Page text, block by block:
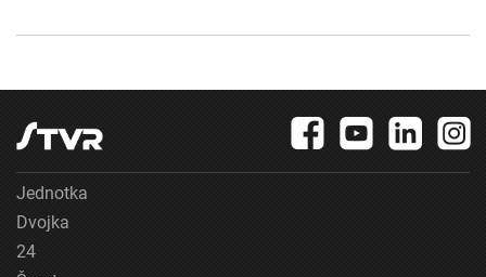
Jednotka
Dvojka
24